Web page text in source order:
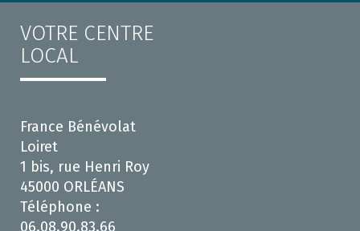
VOTRE CENTRE
LOCAL
France Bénévolat
Loiret
1 bis, rue Henri Roy
45000 ORLÉANS
Téléphone :
06.08.90.83.66